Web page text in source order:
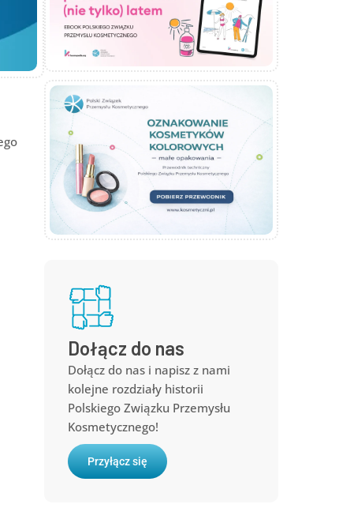
Dołącz do nas
Dołącz do nas i napisz z nami
kolejne rozdziały historii
Polskiego Związku Przemysłu
Kosmetycznego!
Przyłącz się